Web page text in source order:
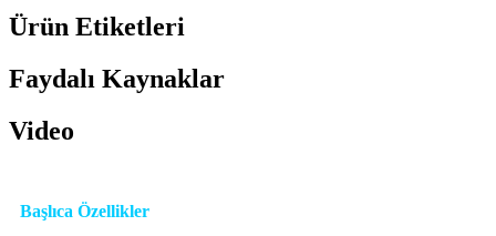
Ürün Etiketleri
Faydalı Kaynaklar
Video
Başlıca Özellikler